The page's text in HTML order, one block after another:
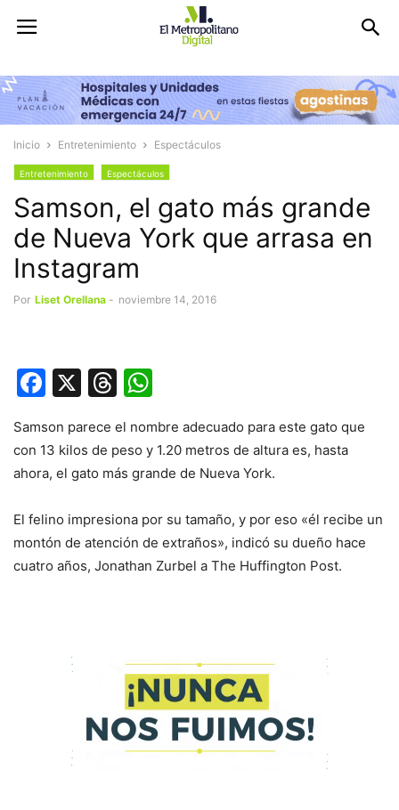
Inicio Entretenimiento Espectáculos
Entretenimiento Espectáculos
Samson, el gato más grande
de Nueva York que arrasa en
Instagram
Por Liset Orellana - noviembre 14, 2016
Facebook
X Threads
Samson parece el nombre adecuado para este gato que
con 13 kilos de peso y 1.20 metros de altura es, hasta
ahora, el gato más grande de Nueva York.
El felino impresiona por su tamaño, y por eso «él recibe un
montón de atención de extraños», indicó su dueño hace
cuatro años, Jonathan Zurbel a The Huffington Post.